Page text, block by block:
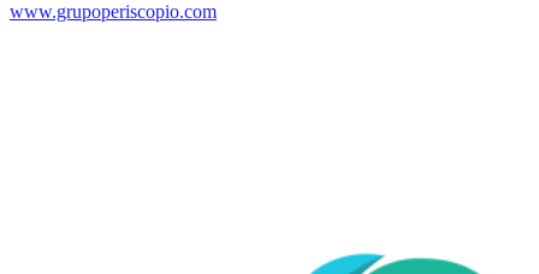
www.grupoperiscopio.com